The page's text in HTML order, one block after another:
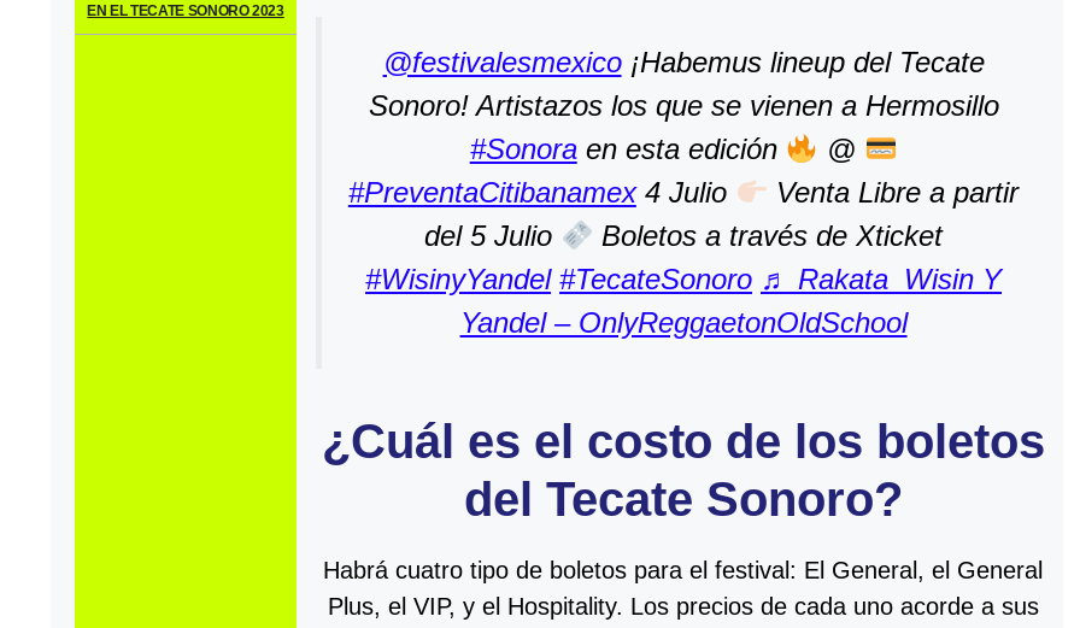
EN EL TECATE SONORO 2023
@festivalesmexico¡Habemus lineup del Tecate
Sonoro! Artistazos los que se vienen a Hermosillo
#Sonoraen esta edición
@
#PreventaCitibanamex4 Julio
Venta Libre a partir
del 5 Julio
Boletos a través de Xticket
#WisinyYandel #TecateSonoro ♬ Rakata_Wisin Y
Yandel – OnlyReggaetonOldSchool
¿Cuál es el costo de los boletos
del Tecate Sonoro?
Habrá cuatro tipo de boletos para el festival: El General, el General
Plus, el VIP, y el Hospitality. Los precios de cada uno acorde a sus